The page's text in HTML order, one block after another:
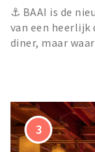
⚓ BAAI is de
van een heerlijk
diner, maar